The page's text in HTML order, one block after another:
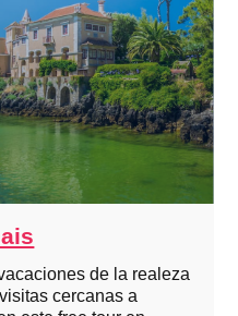
de la realeza
cercanas a